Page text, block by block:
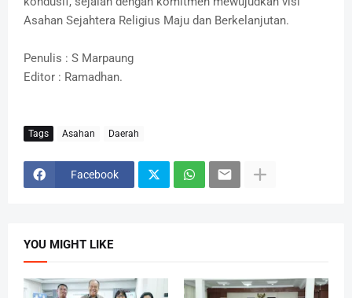
Asahan Sejahtera Religius Maju dan Berkelanjutan.
Penulis : S Marpaung
Editor : Ramadhan.
Tags Asahan Daerah
Facebook
YOU MIGHT LIKE